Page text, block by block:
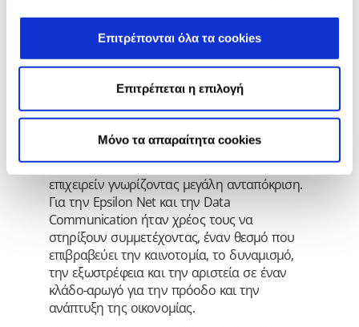
Επιτρέπονται όλα τα cookies
Επιτρέπεται η επιλογή
Mόνο τα απαραίτητα cookies
που δραστηριοποιείται σε 3 business units,
Epsilon Net Software, Epsilon Net Network και
Epsilon Net Training, αποτελώντας έναν one-
stop-shop προορισμό για όλες τις ανάγκες
του σύγχρονου επαγγελματία.
Να σημειώσουμε ότι ο νεοσύστατος θεσμός
Accounting Awards 2020, τον οποίο
διοργανώνει η Boussias Communications,
ήρθε σε μια κομβική στιγμή για το ελληνικό
επιχειρείν γνωρίζοντας μεγάλη ανταπόκριση.
Για την Epsilon Net και την Data
Communication ήταν χρέος τους να
στηρίξουν συμμετέχοντας, έναν θεσμό που
επιβραβεύει την καινοτομία, το δυναμισμό,
την εξωστρέφεια και την αριστεία σε έναν
κλάδο-αρωγό για την πρόοδο και την
ανάπτυξη της οικονομίας.